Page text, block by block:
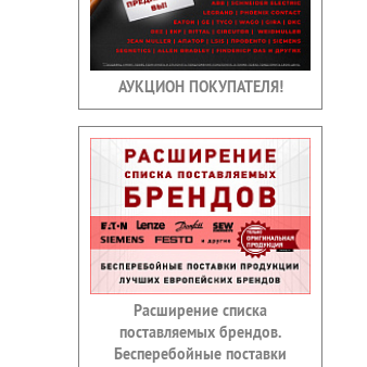
АУКЦИОН ПОКУПАТЕЛЯ!
Расширение списка
поставляемых брендов.
Бесперебойные поставки